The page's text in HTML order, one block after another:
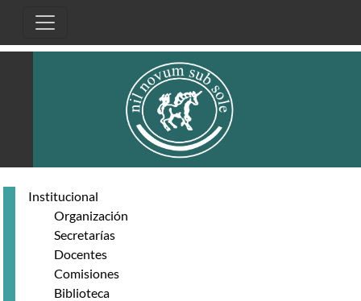
Institucional
Organización
Secretarías
Docentes
Comisiones
Biblioteca